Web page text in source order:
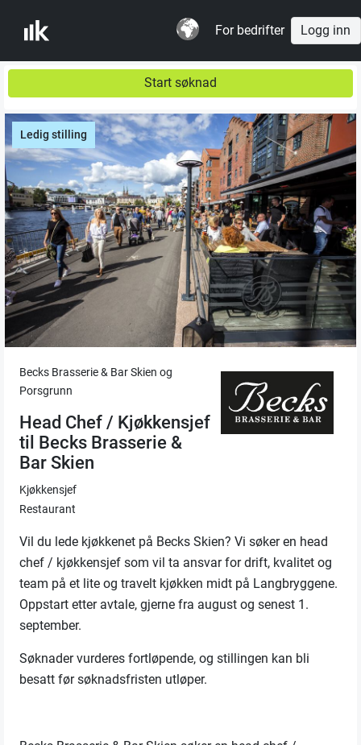
For bedrifter Logg inn
Start søknad
Ledig stilling
Becks Brasserie & Bar Skien og
Porsgrunn
Head Chef / Kjøkkensjef
til Becks Brasserie &
Bar Skien
Kjøkkensjef
Restaurant
Vil du lede kjøkkenet på Becks Skien? Vi søker en head
chef / kjøkkensjef som vil ta ansvar for drift, kvalitet og
team på et lite og travelt kjøkken midt på Langbryggene.
Oppstart etter avtale, gjerne fra august og senest 1.
september.
Søknader vurderes fortløpende, og stillingen kan bli
besatt før søknadsfristen utløper.